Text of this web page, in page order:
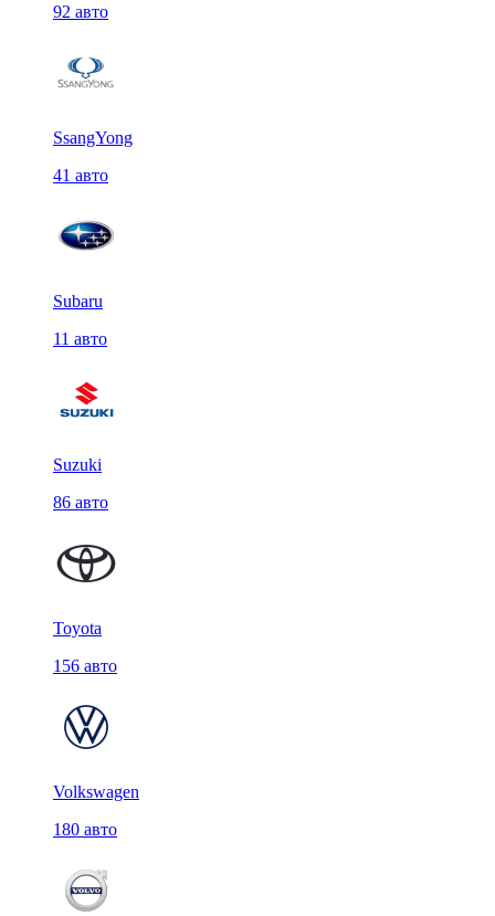
92 авто
SsangYong
41 авто
Subaru
11 авто
Suzuki
86 авто
Toyota
156 авто
Volkswagen
180 авто